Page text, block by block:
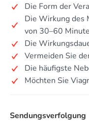
Die Form der
Die Wirkung des
von 30–60
Die
Vermeiden Sie
Die häufigste
Möchten Sie
Sendungsverfolgung